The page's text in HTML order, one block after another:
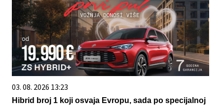
03. 08. 2026 13:23
Hibrid broj 1 koji osvaja Evropu, sada po specijalnoj